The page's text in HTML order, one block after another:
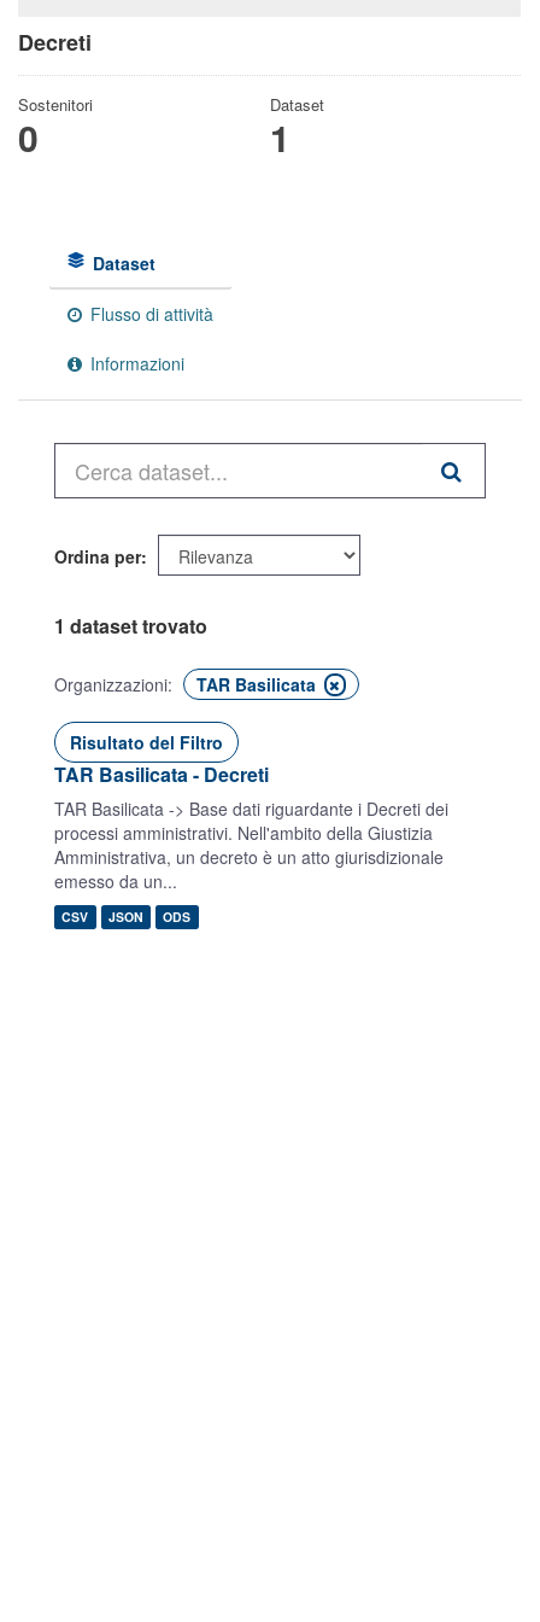
Decreti
Sostenitori
0
Dataset
1
Dataset
Flusso di attività
Informazioni
Ordina per
1 dataset trovato
Organizzazioni: TAR Basilicata
Risultato del Filtro
TAR Basilicata - Decreti
TAR Basilicata -> Base dati riguardante i Decreti dei
processi amministrativi. Nell'ambito della Giustizia
Amministrativa, un decreto è un atto giurisdizionale
emesso da un...
CSV JSON ODS